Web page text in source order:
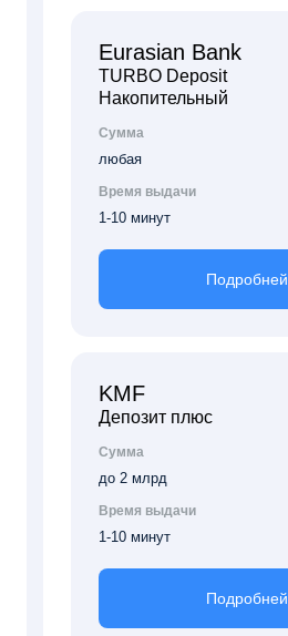
Eurasian Bank
TURBO Deposit
Накопительный
Сумма
любая
Время выдачи
1-10 минут
Подробней
KMF
Депозит плюс
Сумма
до 2 млрд
Время выдачи
1-10 минут
Подробней